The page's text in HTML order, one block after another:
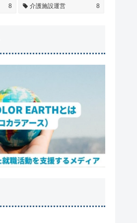
8 介護施設運営 8